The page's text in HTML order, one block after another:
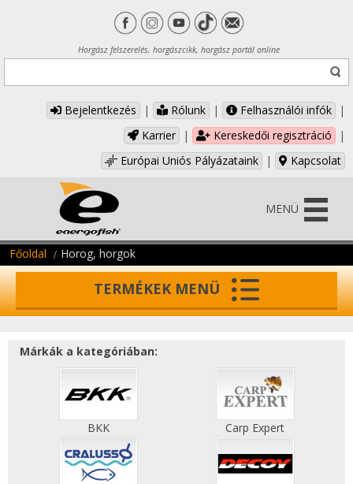
Horgász felszerelés, horgászcikk, horgász portál online
Bejelentkezés | Rólunk | Felhasználói infók
|
Karrier
| Kereskedői regisztráció
|
Európai Uniós Pályázataink
| Kapcsolat
MENÜ
Főoldal Horog, horgok
TERMÉKEK MENÜ
Márkák a kategóriában:
BKK Carp Expert